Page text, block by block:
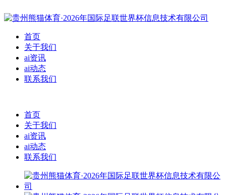
首页
关于我们
ai资讯
ai动态
联系我们
首页
关于我们
ai资讯
ai动态
联系我们